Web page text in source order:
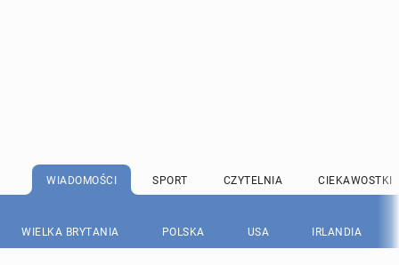
WIADOMOŚCI SPORT CZYTELNIA CIEKAWOSTKI
WIELKA BRYTANIA POLSKA USA IRLANDIA